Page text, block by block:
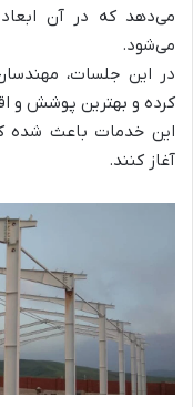
می‌دهد که در آن
می‌شود.
در این جلسات،
کرده و بهترین پوشش و
این خدمات باعث شده
آغاز کنند.